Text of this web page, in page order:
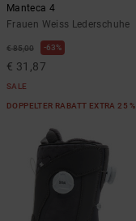
Manteca 4
Frauen Weiss Lederschuhe
€ 85,00 63%
€ 31,87
SALE
DOPPELTER RABATT EXTRA 25 %